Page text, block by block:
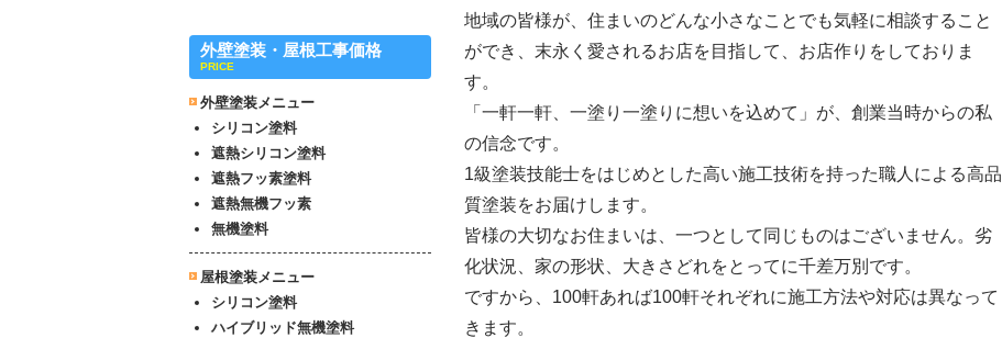
地域の皆様が、住まいのどんな小さなことでも気軽に相談すること
ができ、末永く愛されるお店を目指して、お店作りをしておりま
す。
「一軒一軒、一塗り一塗りに想いを込めて」が、創業当時からの私
の信念です。
1級塗装技能士をはじめとした高い施工技術を持った職人による高品
質塗装をお届けします。
皆様の大切なお住まいは、一つとして同じものはございません。劣
化状況、家の形状、大きさどれをとってに千差万別です。
ですから、100軒あれば100軒それぞれに施工方法や対応は異なって
きます。
外壁塗装・屋根工事価格
PRICE
外壁塗装メニュー
シリコン塗料
遮熱シリコン塗料
遮熱フッ素塗料
遮熱無機フッ素
無機塗料
屋根塗装メニュー
シリコン塗料
ハイブリッド無機塗料